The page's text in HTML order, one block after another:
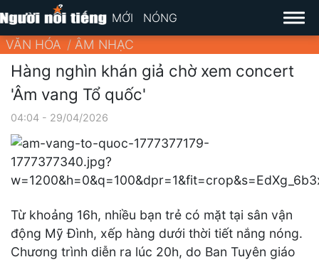
MỚI NÓNG
VĂN HÓA ÂM NHẠC
Hàng nghìn khán giả chờ xem concert
'Âm vang Tổ quốc'
04:04 - 29/04/2026
Từ khoảng 16h, nhiều bạn trẻ có mặt tại sân vận
động Mỹ Đình, xếp hàng dưới thời tiết nắng nóng.
Chương trình diễn ra lúc 20h, do Ban Tuyên giáo